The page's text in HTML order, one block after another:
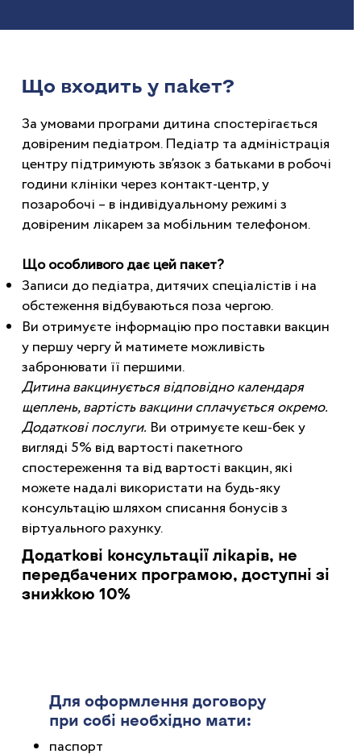
Що входить у пакет?
За умовами програми дитина спостерігається
довіреним педіатром. Педіатр та адміністрація
центру підтримують зв’язок з батьками в робочі
години клініки через контакт-центр, у
позаробочі – в індивідуальному режимі з
довіреним лікарем за мобільним телефоном.
Що особливого дає цей пакет?
Записи до педіатра, дитячих спеціалістів і на
обстеження відбуваються поза чергою.
Ви отримуєте інформацію про поставки вакцин
у першу чергу й матимете можливість
забронювати її першими.
Дитина вакцинується відповідно календаря
щеплень, вартість вакцини сплачується окремо.
Додаткові послуги. Ви отримуєте кеш-бек у
вигляді 5% від вартості пакетного
спостереження та від вартості вакцин, які
можете надалі використати на будь-яку
консультацію шляхом списання бонусів з
віртуального рахунку.
Додаткові консультації лікарів, не
передбачених програмою, доступні зі
знижкою 10%
Для оформлення договору
при собі необхідно мати:
паспорт